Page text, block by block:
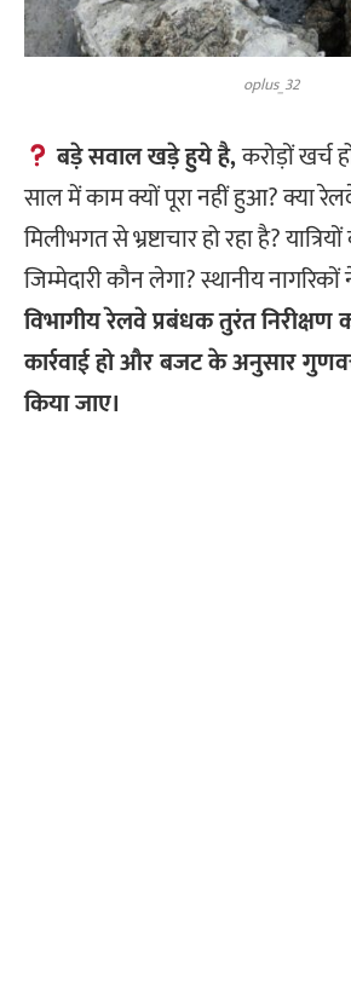
oplus_32
बड़े सवाल खड़े हुये है,करोड़ों खर्च
साल में काम क्यों पूरा नहीं हुआ?क्या
मिलीभगत से भ्रष्टाचार हो रहा है?
जिम्मेदारी कौन लेगा?स्थानीय
विभागीय रेलवे प्रबंधक तुरंत निरीक्षण
कार्रवाई हो और बजट के अनुसार
किया जाए।